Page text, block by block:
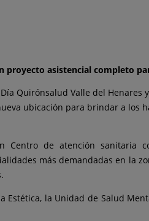
proyecto asistencial completo
Quirónsalud Valle del
ubicación para brindar a
Centro de atención
más demandadas en la
la Unidad de Salud